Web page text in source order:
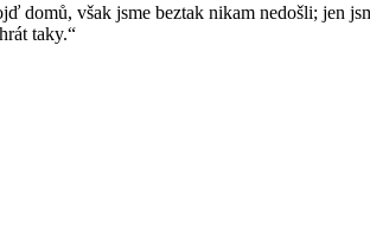
však jsme beztak nikam nedošli; jen
taky.“